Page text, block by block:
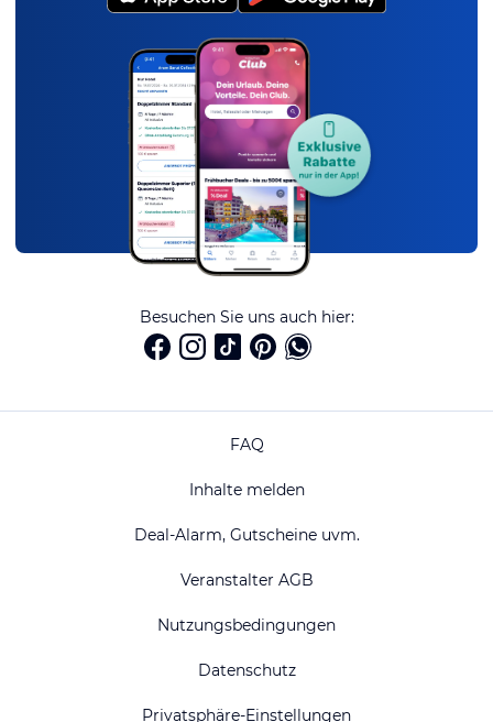
Besuchen Sie uns auch hier:
FAQ
Inhalte melden
Deal-Alarm, Gutscheine uvm.
Veranstalter AGB
Nutzungsbedingungen
Datenschutz
Privatsphäre-Einstellungen